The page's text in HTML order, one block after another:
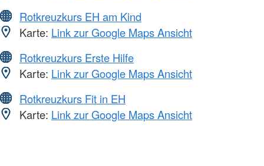
Rotkreuzkurs EH am Kind
Karte: Link zur Google Maps Ansicht
Rotkreuzkurs Erste Hilfe
Karte: Link zur Google Maps Ansicht
Rotkreuzkurs Fit in EH
Karte: Link zur Google Maps Ansicht